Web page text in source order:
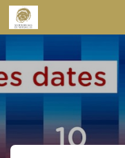
Skip to content